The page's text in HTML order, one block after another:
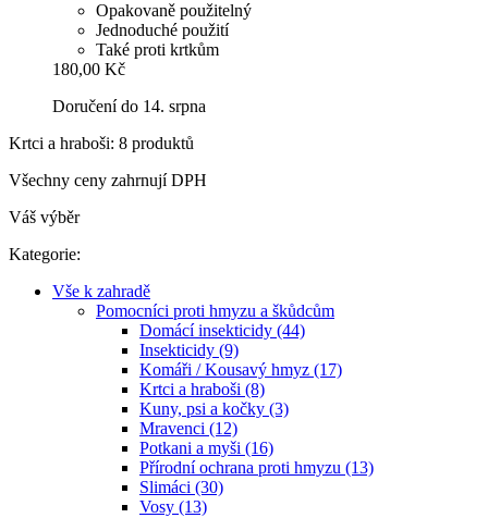
Opakovaně použitelný
Jednoduché použití
Také proti krtkům
180,00 Kč
Doručení do 14. srpna
Krtci a hraboši: 8 produktů
Všechny ceny zahrnují DPH
Váš výběr
Kategorie:
Vše k zahradě
Pomocníci proti hmyzu a škůdcům
Domácí insekticidy (44)
Insekticidy (9)
Komáři / Kousavý hmyz (17)
Krtci a hraboši (8)
Kuny, psi a kočky (3)
Mravenci (12)
Potkani a myši (16)
Přírodní ochrana proti hmyzu (13)
Slimáci (30)
Vosy (13)